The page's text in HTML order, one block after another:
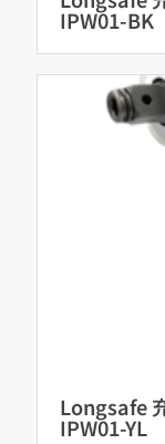
IPW01-BK
Longsafe
IPW01-YL